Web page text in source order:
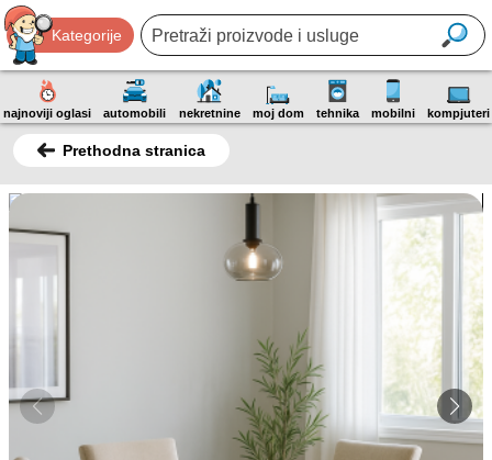
Kategorije
najnoviji oglasi automobili nekretnine moj dom tehnika mobilni kompjuteri
Prethodna stranica